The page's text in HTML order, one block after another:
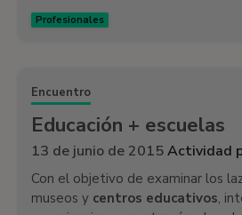
Profesionales
Encuentro
Educación + escuelas
13 de junio de 2015Actividad
Con el objetivo de examinar los
museos y centros educativos,